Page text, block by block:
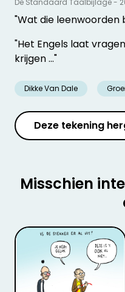
"Wat die leenwoorden
"Het Engels laat
krijgen ..."
Dikke Van Dale
De Standaard Taalbijlage -
Deze tekening
Misschien